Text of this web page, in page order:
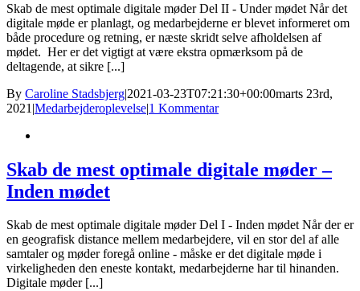
Skab de mest optimale digitale møder Del II - Under mødet Når det
digitale møde er planlagt, og medarbejderne er blevet informeret om
både procedure og retning, er næste skridt selve afholdelsen af
mødet. Her er det vigtigt at være ekstra opmærksom på de
deltagende, at sikre [...]
By Caroline Stadsbjerg|2021-03-23T07:21:30+00:00marts 23rd,
2021 |Medarbejderoplevelse|1 Kommentar
Skab de mest optimale digitale møder –
Inden mødet
Skab de mest optimale digitale møder Del I - Inden mødet Når der er
en geografisk distance mellem medarbejdere, vil en stor del af alle
samtaler og møder foregå online - måske er det digitale møde i
virkeligheden den eneste kontakt, medarbejderne har til hinanden.
Digitale møder [...]